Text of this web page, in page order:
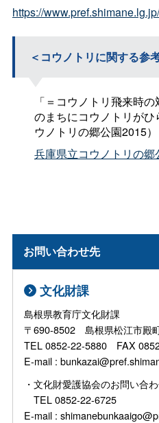
https://
＜コウノトリに関する参
「＝コウノトリ飛来時
のまちにコウノトリが
ウノトリの郷公園2015）
兵庫県立コウノトリの郷
お問い合わせ先
文化財課
島根県教育庁文化財課
〒690-8502 島根県松江市殿
TEL 0852-22-5880 FAX
E-mail :
・文化財愛護協会のお問い合わ
TEL 0852-22-6725
E-mail :